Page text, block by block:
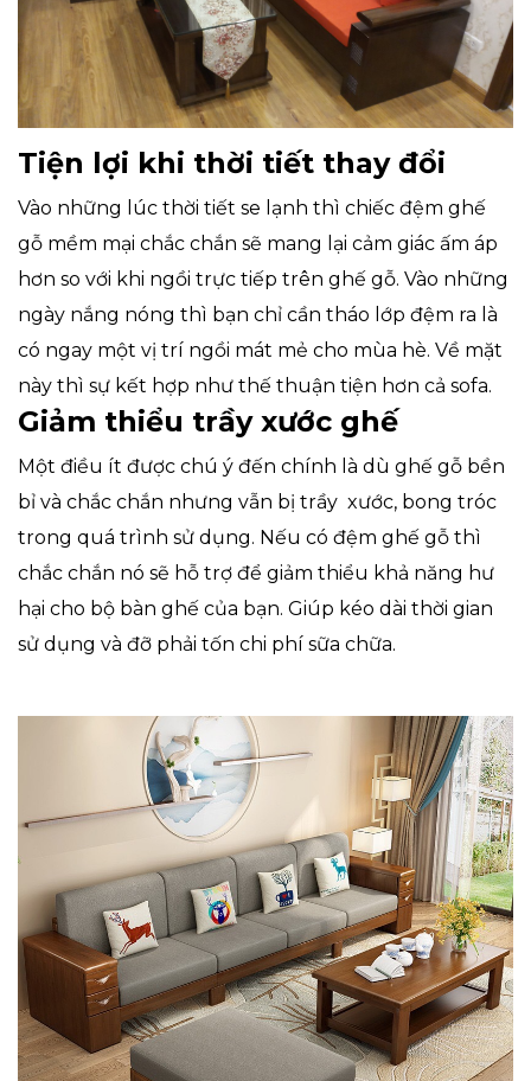
Tiện lợi khi thời tiết thay đổi
Vào những lúc thời tiết se lạnh thì chiếc đệm ghế
gỗ mềm mại chắc chắn sẽ mang lại cảm giác ấm áp
hơn so với khi ngồi trực tiếp trên ghế gỗ. Vào những
ngày nắng nóng thì bạn chỉ cần tháo lớp đệm ra là
có ngay một vị trí ngồi mát mẻ cho mùa hè. Về mặt
này thì sự kết hợp như thế thuận tiện hơn cả sofa.
Giảm thiểu trầy xước ghế
Một điều ít được chú ý đến chính là dù ghế gỗ bền
bỉ và chắc chắn nhưng vẫn bị trầy xước, bong tróc
trong quá trình sử dụng. Nếu có đệm ghế gỗ thì
chắc chắn nó sẽ hỗ trợ để giảm thiểu khả năng hư
hại cho bộ bàn ghế của bạn. Giúp kéo dài thời gian
sử dụng và đỡ phải tốn chi phí sữa chữa.